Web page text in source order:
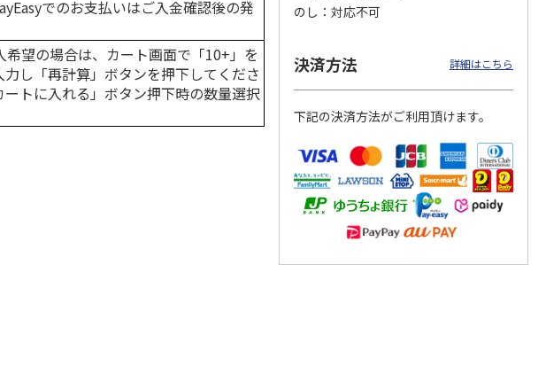
でのお支払いはご入金確認後の発
望の場合は、カート画面で「10+」を
し「再計算」ボタンを押下してくださ
トに入れる」ボタン押下時の数量選択
のし
対応不可
決済方法 詳細はこちら
下記の決済方法がご利用頂けます。